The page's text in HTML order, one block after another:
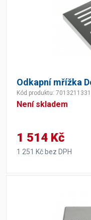
Odkapní mřížka
Kód produktu: 7013211331
Není skladem
1 514 Kč
1 251 Kč bez DPH